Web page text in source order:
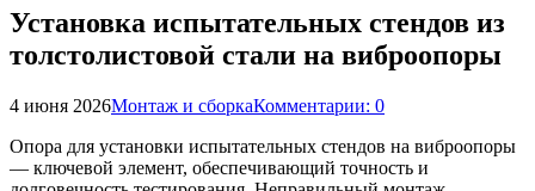
Установка испытательных стендов из
толстолистовой стали на виброопоры
4 июня 2026Монтаж и сборкаКомментарии: 0
Опора для установки испытательных стендов на виброопоры
— ключевой элемент, обеспечивающий точность и